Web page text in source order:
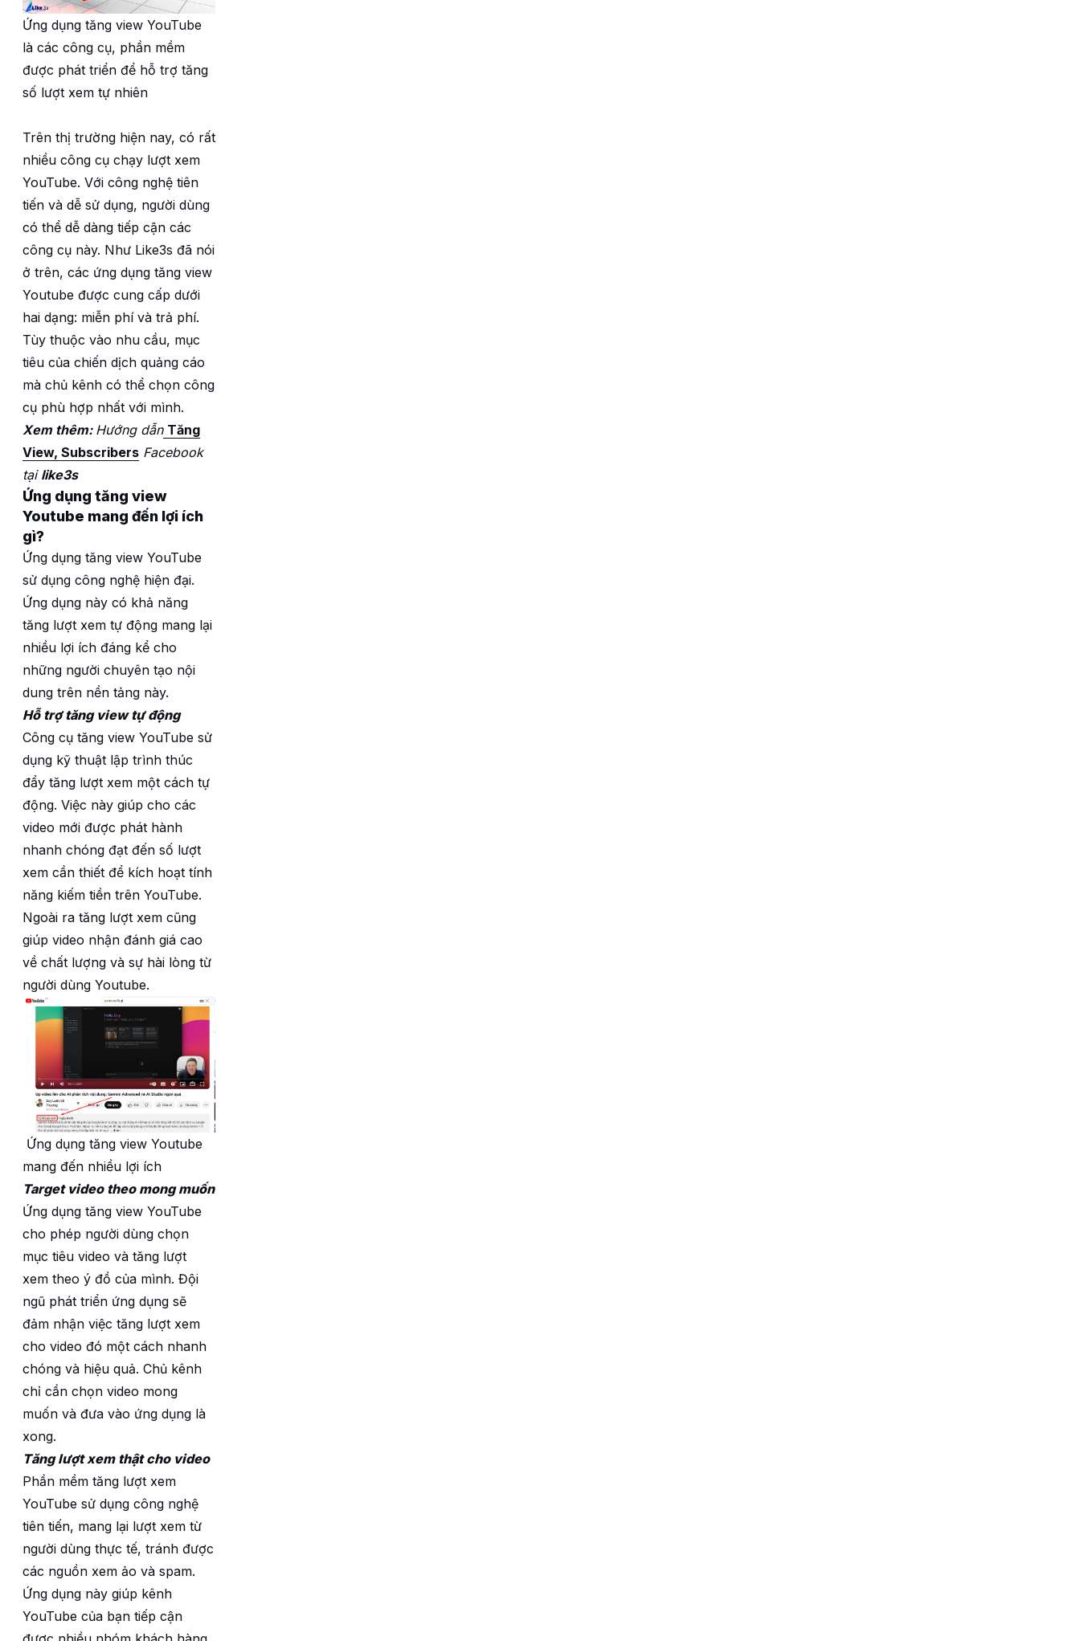
Ứng dụng tăng view YouTube
là các công cụ, phần mềm
được phát triển để hỗ trợ tăng
số lượt xem tự nhiên
Trên thị trường hiện nay, có rất
nhiều công cụ chạy lượt xem
YouTube. Với công nghệ tiên
tiến và dễ sử dụng, người dùng
có thể dễ dàng tiếp cận các
công cụ này. Như Like3s đã nói
ở trên, các ứng dụng tăng view
Youtube được cung cấp dưới
hai dạng: miễn phí và trả phí.
Tùy thuộc vào nhu cầu, mục
tiêu của chiến dịch quảng cáo
mà chủ kênh có thể chọn công
cụ phù hợp nhất với mình.
Xem thêm: Hướng dẫn Tăng
View, Subscribers Facebook
tại like3s
Ứng dụng tăng view
Youtube mang đến lợi ích
gì?
Ứng dụng tăng view YouTube
sử dụng công nghệ hiện đại.
Ứng dụng này có khả năng
tăng lượt xem tự động mang lại
nhiều lợi ích đáng kể cho
những người chuyên tạo nội
dung trên nền tảng này.
Hỗ trợ tăng view tự động
Công cụ tăng view YouTube sử
dụng kỹ thuật lập trình thúc
đẩy tăng lượt xem một cách tự
động. Việc này giúp cho các
video mới được phát hành
nhanh chóng đạt đến số lượt
xem cần thiết để kích hoạt tính
năng kiếm tiền trên YouTube.
Ngoài ra tăng lượt xem cũng
giúp video nhận đánh giá cao
về chất lượng và sự hài lòng từ
người dùng Youtube.
Ứng dụng tăng view Youtube
mang đến nhiều lợi ích
Target video theo mong muốn
Ứng dụng tăng view YouTube
cho phép người dùng chọn
mục tiêu video và tăng lượt
xem theo ý đồ của mình. Đội
ngũ phát triển ứng dụng sẽ
đảm nhận việc tăng lượt xem
cho video đó một cách nhanh
chóng và hiệu quả. Chủ kênh
chỉ cần chọn video mong
muốn và đưa vào ứng dụng là
xong.
Tăng lượt xem thật cho video
Phần mềm tăng lượt xem
YouTube sử dụng công nghệ
tiên tiến, mang lại lượt xem từ
người dùng thực tế, tránh được
các nguồn xem ảo và spam.
Ứng dụng này giúp kênh
YouTube của bạn tiếp cận